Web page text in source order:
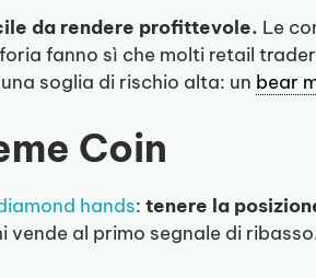
da rendere profittevole. Le
fanno sì che molti retail
soglia di rischio alta: un bear
Coin
hands: tenere la
vende al primo segnale di